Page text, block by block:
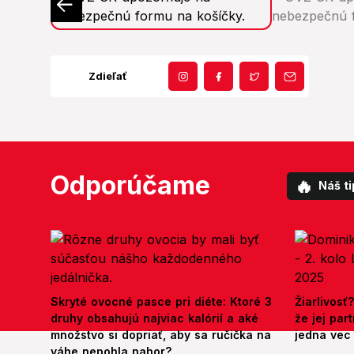
Zdieľať
Odporúčame 🔥 Náš
Skryté ovocné pasce pri diéte: Ktoré 3
druhy obsahujú najviac kalórií a aké
množstvo si dopriať, aby sa ručička na
že jej
jedna vec